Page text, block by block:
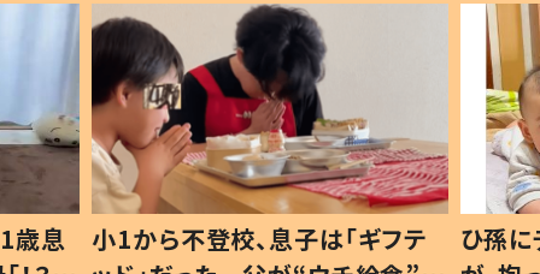
歳息
小1から不登校、息子は「ギフテ
ひ孫